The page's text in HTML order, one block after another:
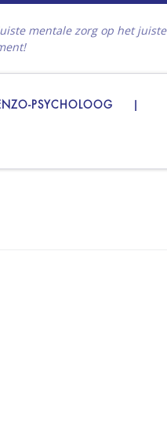
mentale zorg op het juiste
PSYCHOLOOG